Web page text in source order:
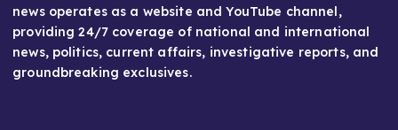
news operates as a website and YouTube channel,
providing 24/7 coverage of national and international
news, politics, current affairs, investigative reports, and
groundbreaking exclusives.